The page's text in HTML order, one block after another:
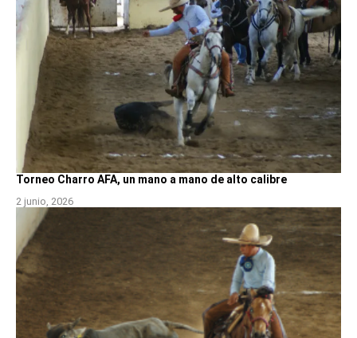
Torneo Charro AFA, un mano a mano de alto calibre
2 junio, 2026